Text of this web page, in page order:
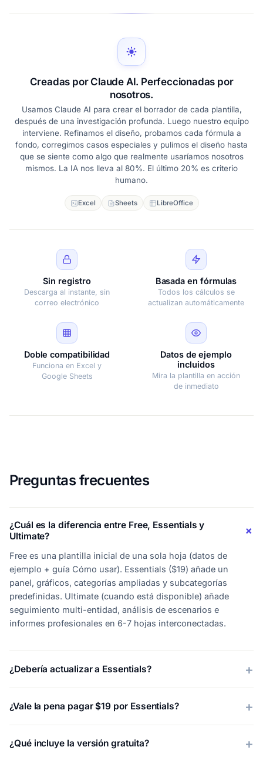
Creadas por Claude AI. Perfeccionadas por
nosotros.
Usamos Claude AI para crear el borrador de cada plantilla,
después de una investigación profunda. Luego nuestro equipo
interviene. Refinamos el diseño, probamos cada fórmula a
fondo, corregimos casos especiales y pulimos el diseño hasta
que se siente como algo que realmente usaríamos nosotros
mismos. La IA nos lleva al 80%. El último 20% es criterio
humano.
Excel Sheets LibreOffice
Sin registro
Descarga al instante, sin
correo electrónico
Basada en fórmulas
Todos los cálculos se
actualizan automáticamente
Doble compatibilidad
Funciona en Excel y
Google Sheets
Datos de ejemplo
incluidos
Mira la plantilla en acción
de inmediato
Preguntas frecuentes
¿Cuál es la diferencia entre Free, Essentials y
Ultimate?
Free es una plantilla inicial de una sola hoja (datos de
ejemplo + guía Cómo usar). Essentials ($19) añade un
panel, gráficos, categorías ampliadas y subcategorías
predefinidas. Ultimate (cuando está disponible) añade
seguimiento multi-entidad, análisis de escenarios e
informes profesionales en 6-7 hojas interconectadas.
¿Debería actualizar a Essentials?
¿Vale la pena pagar $19 por Essentials?
¿Qué incluye la versión gratuita?